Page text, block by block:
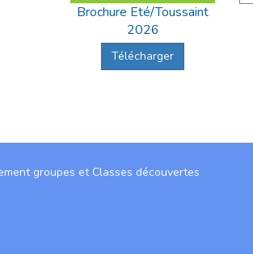
Brochure Eté/Toussaint
2026
Télécharger
groupes et Classes découvertes